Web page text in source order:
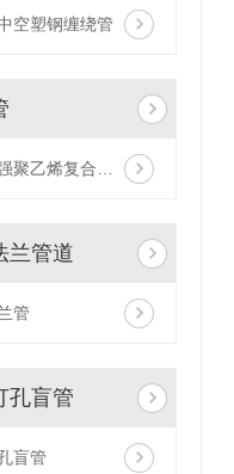
空塑钢缠绕管
钢纤增强聚乙烯复合压力管
兰管道
管
孔盲管
盲管